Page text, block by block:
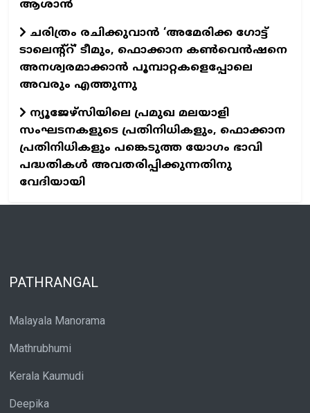
ആശാൻ
ചരിത്രം രചിക്കുവാൻ ‘അമേരിക്ക ഗോട്ട്
ടാലെന്റ്റ്’ ടീമും, ഫൊക്കാന കൺവെൻഷനെ
അനശ്വരമാക്കാൻ പൂമ്പാറ്റകളെപ്പോലെ
അവരും എത്തുന്നു
ന്യൂജേഴ്സിയിലെ പ്രമുഖ മലയാളി
സംഘടനകളുടെ പ്രതിനിധികളും, ഫൊക്കാന
പ്രതിനിധികളും പങ്കെടുത്ത യോഗം ഭാവി
പദ്ധതികൾ അവതരിപ്പിക്കുന്നതിനു
വേദിയായി
PATHRANGAL
Malayala Manorama
Mathrubhumi
Kerala Kaumudi
Deepika